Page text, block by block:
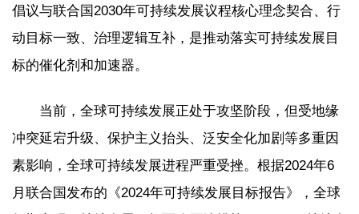
倡议与联合国2030年可持续发展议程核心理念契合、行
动目标一致、治理逻辑互补，是推动落实可持续发展目
标的催化剂和加速器。
当前，全球可持续发展正处于攻坚阶段，但受地缘
冲突延宕升级、保护主义抬头、泛安全化加剧等多重因
素影响，全球可持续发展进程严重受挫。根据2024年6
月联合国发布的《2024年可持续发展目标报告》，全球